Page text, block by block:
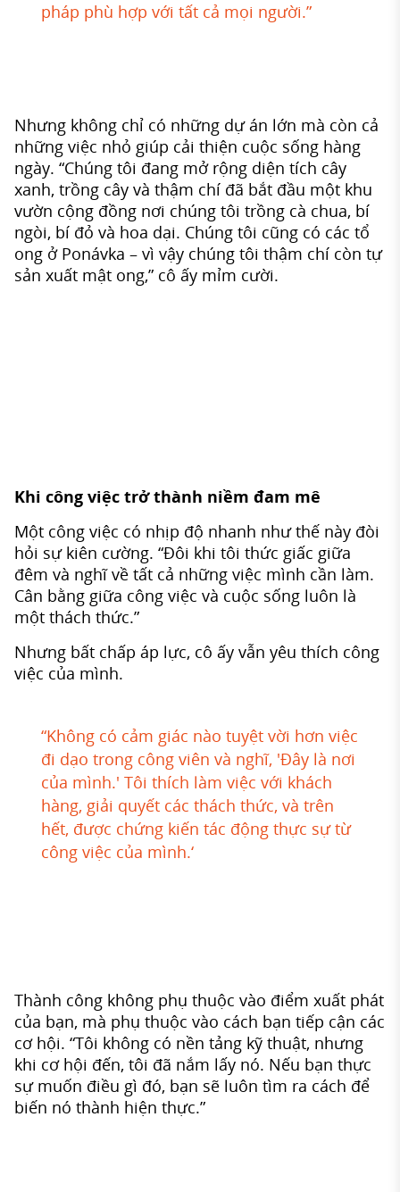
pháp phù hợp với tất cả mọi người.”
Nhưng không chỉ có những dự án lớn mà còn cả
những việc nhỏ giúp cải thiện cuộc sống hàng
ngày. “Chúng tôi đang mở rộng diện tích cây
xanh, trồng cây và thậm chí đã bắt đầu một khu
vườn cộng đồng nơi chúng tôi trồng cà chua, bí
ngòi, bí đỏ và hoa dại. Chúng tôi cũng có các tổ
ong ở Ponávka – vì vậy chúng tôi thậm chí còn tự
sản xuất mật ong,” cô ấy mỉm cười.
Khi công việc trở thành niềm đam mê
Một công việc có nhịp độ nhanh như thế này đòi
hỏi sự kiên cường. “Đôi khi tôi thức giấc giữa
đêm và nghĩ về tất cả những việc mình cần làm.
Cân bằng giữa công việc và cuộc sống luôn là
một thách thức.”
Nhưng bất chấp áp lực, cô ấy vẫn yêu thích công
việc của mình.
“Không có cảm giác nào tuyệt vời hơn việc
đi dạo trong công viên và nghĩ, 'Đây là nơi
của mình.' Tôi thích làm việc với khách
hàng, giải quyết các thách thức, và trên
hết, được chứng kiến tác động thực sự từ
công việc của mình.‘
Thành công không phụ thuộc vào điểm xuất phát
của bạn, mà phụ thuộc vào cách bạn tiếp cận các
cơ hội. “Tôi không có nền tảng kỹ thuật, nhưng
khi cơ hội đến, tôi đã nắm lấy nó. Nếu bạn thực
sự muốn điều gì đó, bạn sẽ luôn tìm ra cách để
biến nó thành hiện thực.”